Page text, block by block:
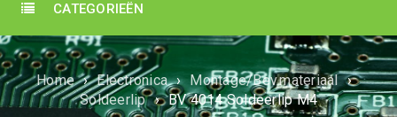
CATEGORIEËN
Home › Electronica › Montage/Bev.materiaal ›
Soldeerlip › BV 4014 Soldeerlip M4